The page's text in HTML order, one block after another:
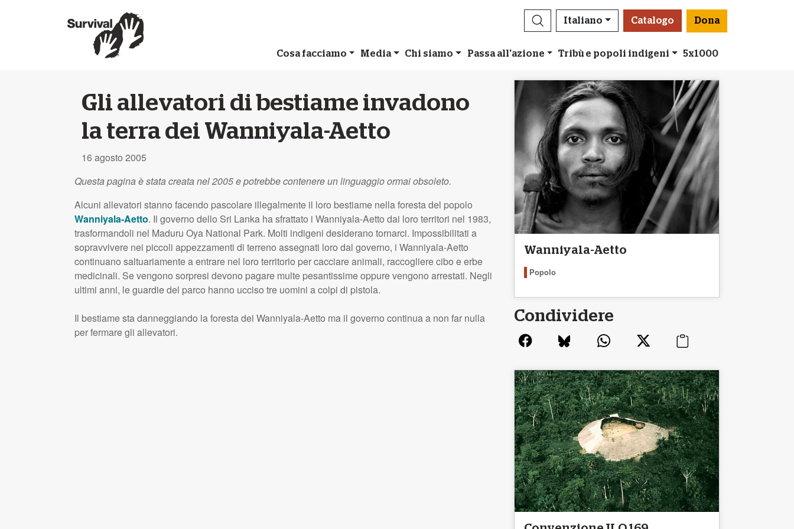
Italiano Catalogo Dona
Cosa facciamo Media Chi siamo Passa all'azione Tribù e popoli indigeni 5x1000
Gli allevatori di bestiame invadono
la terra dei Wanniyala-Aetto
16 agosto 2005
Questa pagina è stata creata nel 2005 e potrebbe contenere un linguaggio ormai obsoleto.
Alcuni allevatori stanno facendo pascolare illegalmente il loro bestiame nella foresta del popolo
Wanniyala-Aetto. Il governo dello Sri Lanka ha sfrattato i Wanniyala-Aetto dai loro territori nel 1983,
trasformandoli nel Maduru Oya National Park. Molti indigeni desiderano tornarci. Impossibilitati a
sopravvivere nei piccoli appezzamenti di terreno assegnati loro dal governo, i Wanniyala-Aetto
continuano saltuariamente a entrare nel loro territorio per cacciare animali, raccogliere cibo e erbe
medicinali. Se vengono sorpresi devono pagare multe pesantissime oppure vengono arrestati. Negli
ultimi anni, le guardie del parco hanno ucciso tre uomini a colpi di pistola.
Il bestiame sta danneggiando la foresta dei Wanniyala-Aetto ma il governo continua a non far nulla
per fermare gli allevatori.
Wanniyala-Aetto
Popolo
Condividere